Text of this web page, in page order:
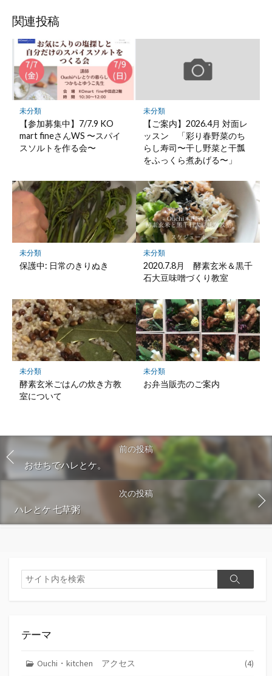
ア
マ
ー
ク
に
保
存
関連投稿
未分類
【参加募集中】7/7.9 KO
mart fineさんWS 〜スパイ
スソルトを作る会〜
未分類
【ご案内】2026.4月 対面レ
ッスン 「彩り春野菜のち
らし寿司〜干し野菜と干瓢
をふっくら煮あげる〜」
未分類
保護中: 日常のきりぬき
未分類
2020.7.8月 酵素玄米＆黒千
石大豆味噌づくり教室
未分類
酵素玄米ごはんの炊き方教
室について
未分類
お弁当販売のご案内
前の投稿
おせちでハレとケ。
次の投稿
ハレとケ 七草粥
検
索
検
テーマ
Ouchi・kitchen アクセス (4)